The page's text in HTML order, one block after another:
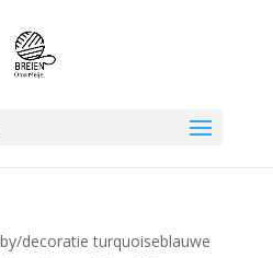
decoratie turquoiseblauwe